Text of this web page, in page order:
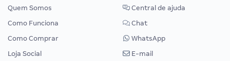
Quem Somos
Como Funciona
Como Comprar
Loja Social
Central de ajuda
Chat
WhatsApp
E-mail